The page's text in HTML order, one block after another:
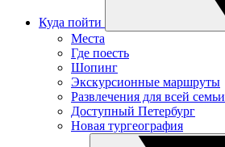
Куда пойти
Места
Где поесть
Шопинг
Экскурсионные маршруты
Развлечения для всей семьи
Доступный Петербург
Новая тургеография